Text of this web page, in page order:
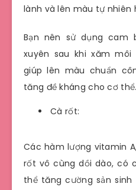
lành và lên màu tự nhiên
Bạn nên sử dụng cam
xuyên sau khi xăm
giúp lên màu chuẩn
tăng đề kháng cho cơ thể.
Cà rốt:
Các hàm lượng vitamin
rốt vô cùng dồi dào, có
thể tăng cường sản